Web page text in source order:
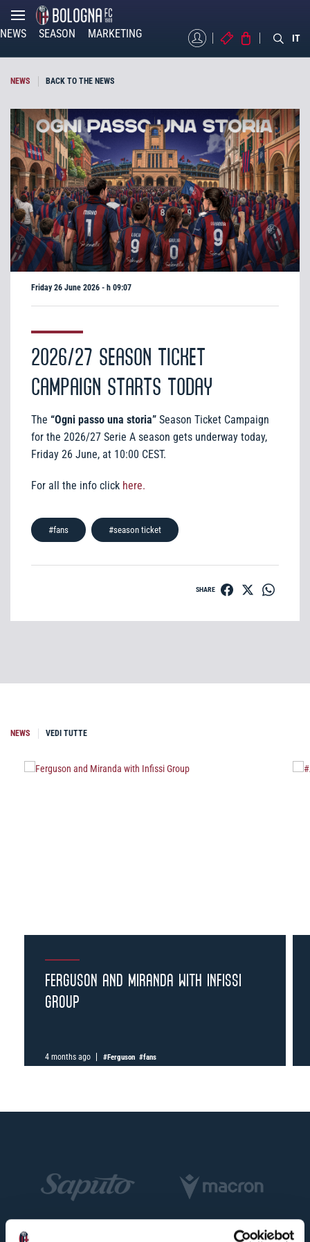
NEWS SEASON MARKETING MYBFCTICKETS
STORE IT
NEWS BACK TO THE NEWS
Friday 26 June 2026 - h 09:07
2026/27 SEASON TICKET
CAMPAIGN STARTS TODAY
The “Ogni passo una storia” Season Ticket Campaign
for the 2026/27 Serie A season gets underway today,
Friday 26 June, at 10:00 CEST.
For all the info click here.
#fans #season ticket
SHARE
NEWS VEDI TUTTE
FERGUSON AND MIRANDA WITH INFISSI
GROUP
4 months ago #Ferguson #fans